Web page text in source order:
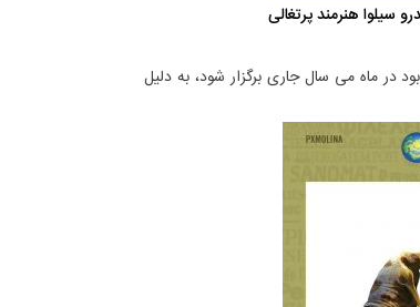
سیلوا هنرمند پرتغالی
بود در ماه می سال جاری برگزار شود،‌ به دلیل